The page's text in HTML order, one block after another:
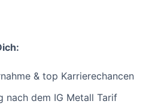
& top Karrierechancen
nach dem IG Metall Tarif